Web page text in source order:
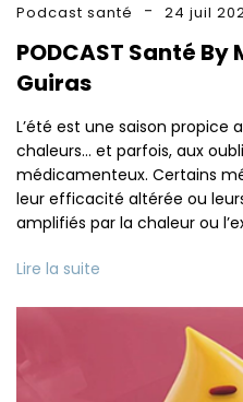
Podcast santé 24 juil
PODCAST Santé By
Guiras
L’été est une saison propice
chaleurs… et parfois, aux
médicamenteux. Certains
leur efficacité altérée ou
amplifiés par la chaleur ou
Lire la suite